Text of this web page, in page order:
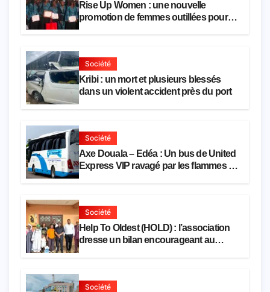
Rise Up Women : une nouvelle
promotion de femmes outillées pour
Société
Kribi : un mort et plusieurs blessés
dans un violent accident près du port
Société
Axe Douala – Edéa : Un bus de United
Express VIP ravagé par les flammes à
Société
Help To Oldest (HOLD) : l’association
dresse un bilan encourageant au
Société